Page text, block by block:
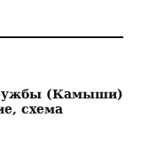
(Камыши)
схема